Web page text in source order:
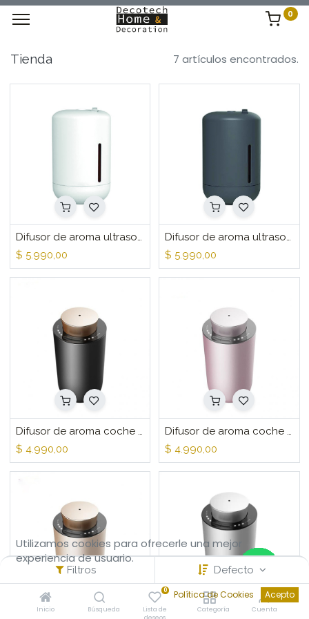
Filtros Defecto
Inicio Búsqueda
0
Lista de
Categoría Cuenta
0
Tienda 7 artículos encontrados.
Difusor de aroma ultrasonico hogar 300m Blanco
$ 5.990,00
Difusor de aroma ultrasonico hogar 300m Negro
$ 5.990,00
$ 4.990,00
$ 4.990,00
Utilizamos cookies para ofrecerle una mejor
experiencia de usuario.
Política de Cookies Acepto